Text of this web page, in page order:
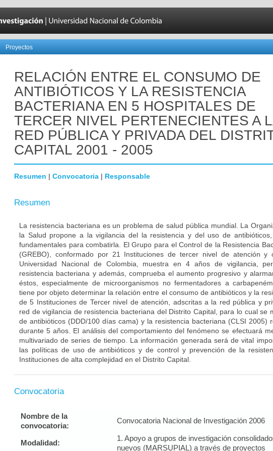
Proyectos
RELACIÓN ENTRE EL CONSUMO DE
ANTIBIÓTICOS Y LA RESISTENCIA
BACTERIANA EN 5 HOSPITALES DE
TERCER NIVEL PERTENECIENTES A
RED PÚBLICA Y PRIVADA DEL
CAPITAL 2001 - 2005
Resumen | Convocatoria | Responsable
Resumen
La resistencia bacteriana es un problema de salud pública mundial. La
la Salud propone a la vigilancia del la resistencia y del uso de
fundamentales para combatirla. El Grupo para el Control de la Resistencia
(GREBO), conformado por 21 Instituciones de tercer nivel de atención y
Universidad Nacional de Colombia, muestra en 4 años de vigilancia,
resistencia bacteriana y además, comprueba el aumento progresivo y
éstos, especialmente de microorganismos no fermentadores a
tiene por objeto determinar la relación entre el consumo de antibióticos y la
de 5 Instituciones de Tercer nivel de atención, adscritas a la red pública y
red de vigilancia de resistencia bacteriana del Distrito Capital, para lo cual se
de antibióticos (DDD/100 días cama) y la resistencia bacteriana (CLSI 2005)
durante 5 años. El análisis del comportamiento del fenómeno se efectuará
multivariado de series de tiempo. La información generada será de vital
las políticas de uso de antibióticos y de control y prevención de la
Instituciones de alta complejidad en el Distrito Capital.
Convocatoria
Nombre de la
convocatoria:
Convocatoria Nacional de Investigación 2006
Modalidad:
1. Apoyo a grupos de investigación
nuevos (MARSUPIAL) a través de proyectos